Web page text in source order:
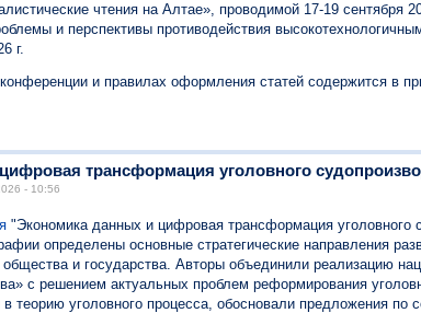
чтения на Алтае», проводимой 17-19 сентября
и перспективы противодействия
г.
и правилах оформления статей содержится в
трансформация уголовного
- 10:56
"Экономика данных и цифровая трансформация
определены основные стратегические направления
и государства. Авторы объединили реализацию
с решением актуальных проблем реформирования
теорию уголовного процесса, обосновали предложения по